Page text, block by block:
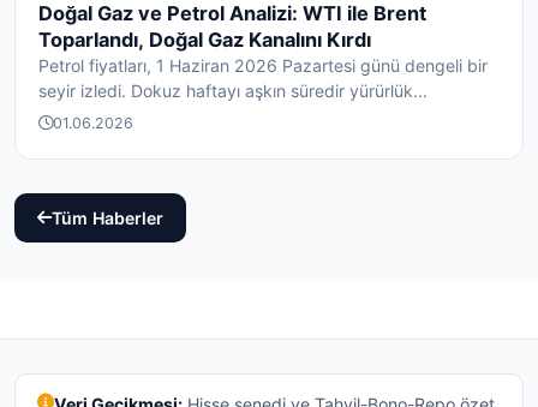
Doğal Gaz ve Petrol Analizi: WTI ile Brent
Toparlandı, Doğal Gaz Kanalını Kırdı
Petrol fiyatları, 1 Haziran 2026 Pazartesi günü dengeli bir
seyir izledi. Dokuz haftayı aşkın süredir yürürlük...
01.06.2026
Tüm Haberler